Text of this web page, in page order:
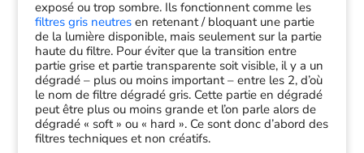
exposé ou trop sombre. Ils fonctionnent comme les
filtres gris neutresen retenant / bloquant une partie
de la lumière disponible, mais seulement sur la partie
haute du filtre. Pour éviter que la transition entre
partie grise et partie transparente soit visible, il y a un
dégradé – plus ou moins important – entre les 2, d’où
le nom de filtre dégradé gris. Cette partie en dégradé
peut être plus ou moins grande et l’on parle alors de
dégradé « soft » ou « hard ». Ce sont donc d’abord des
filtres techniques et non créatifs.